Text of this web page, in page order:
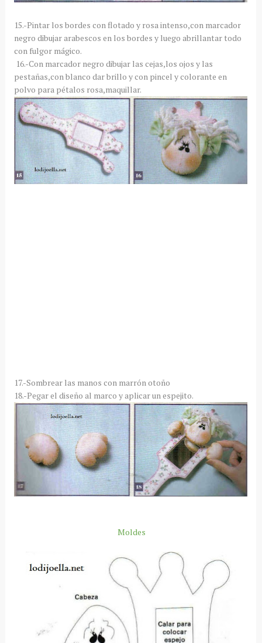
15.-Pintar los bordes con flotado y rosa intenso,con marcador
negro dibujar arabescos en los bordes y luego abrillantar todo
con fulgor mágico.
16.-Con marcador negro dibujar las cejas,los ojos y las
pestañas,con blanco dar brillo y con pincel y colorante en
polvo para pétalos rosa,maquillar.
17.-Sombrear las manos con marrón otoño
18.-Pegar el diseño al marco y aplicar un espejito.
Moldes